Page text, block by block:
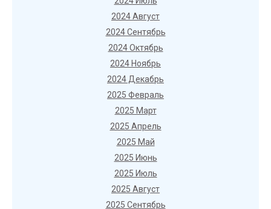
2024 Август
2024 Сентябрь
2024 Октябрь
2024 Ноябрь
2024 Декабрь
2025 Февраль
2025 Март
2025 Апрель
2025 Май
2025 Июнь
2025 Июль
2025 Август
2025 Сентябрь